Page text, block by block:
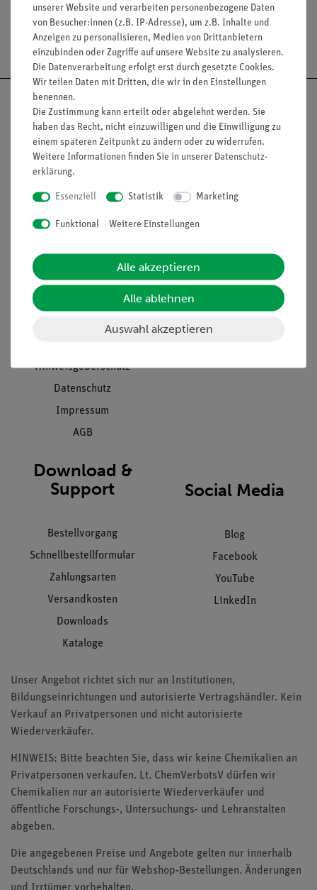
Versandkostenfrei ab 300,- €
Nach oben
Unternehmen
Projekte und Lösungen
Stellenangebote
Hinweisgeberschutz
Datenschutz
Impressum
AGB
Übersicht Service
Beratung & Showroom
Inventarisierungs- &
Download &
Support
Bestellvorgang
Schnellbestellformular
Zahlungsarten
Versandkosten
Downloads
Kataloge
Social Media
Blog
Facebook
YouTube
LinkedIn
Unser Angebot richtet sich nur an Institutionen,
Bildungseinrichtungen und autorisierte Vertragshändler. Kein
Verkauf an Privatpersonen und nicht autorisierte
Wiederverkäufer.
HINWEIS: Bitte beachten Sie, dass wir keine Chemikalien an
Privatpersonen verkaufen. Lt. ChemVerbotsV dürfen wir
Chemikalien nur an autorisierte Wiederverkäufer und
öffentliche Forschungs-, Untersuchungs- und Lehranstalten
abgeben.
Die angegebenen Preise und Angebote gelten nur innerhalb
Deutschlands und nur für Webshop-Bestellungen. Änderungen
unserer Website und verarbeiten personenbezogene Daten
von Besucher:innen (z.B. IP-Adresse), um z.B. Inhalte und
Anzeigen zu personalisieren, Medien von Drittanbietern
einzubinden oder Zugriffe auf unsere Website zu analysieren.
Die Datenverarbeitung erfolgt erst durch gesetzte Cookies.
Wir teilen Daten mit Dritten, die wir in den Einstellungen
benennen.
Die Zustimmung kann erteilt oder abgelehnt werden. Sie
haben das Recht, nicht einzuwilligen und die Einwilligung zu
einem späteren Zeitpunkt zu ändern oder zu widerrufen.
Weitere Informationen finden Sie in unserer Daten­schutz­
erklärung.
Essenziell Statistik Marketing
Funktional Weitere Einstellungen
Alle akzeptieren
Alle ablehnen
Auswahl akzeptieren